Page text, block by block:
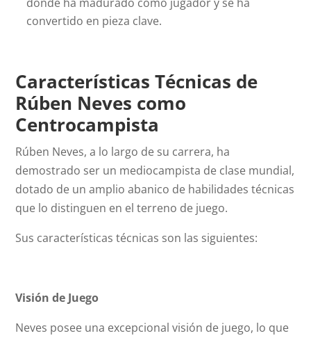
convertido en pieza clave.
Características Técnicas de
Rúben Neves como
Centrocampista
Rúben Neves, a lo largo de su carrera, ha
demostrado ser un mediocampista de clase mundial,
dotado de un amplio abanico de habilidades técnicas
que lo distinguen en el terreno de juego.
Sus características técnicas son las siguientes:
Visión de Juego
Neves posee una excepcional visión de juego, lo que